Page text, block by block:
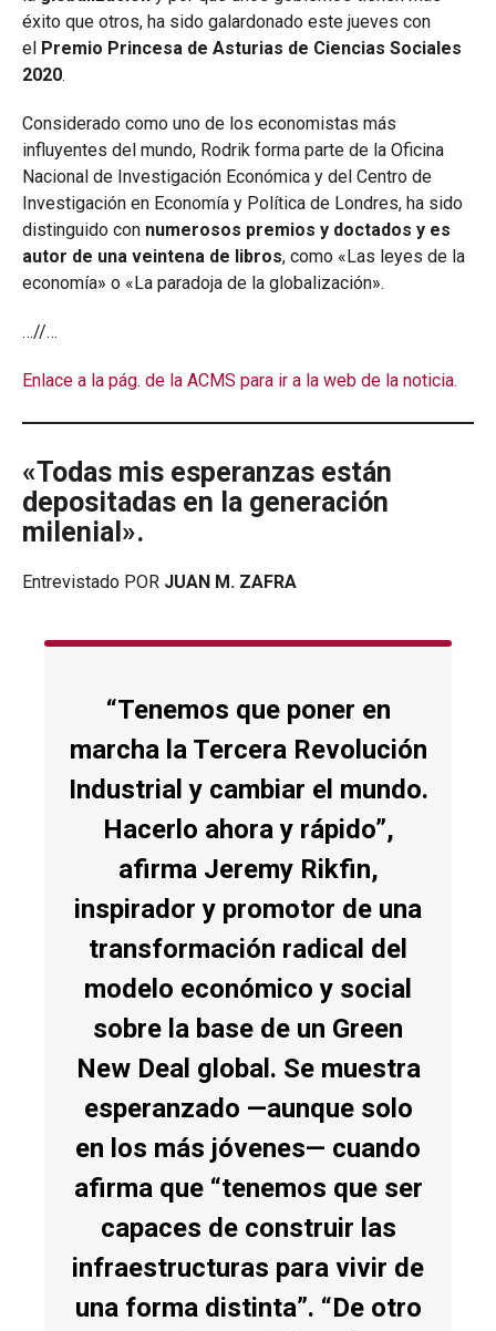
éxito que otros, ha sido galardonado este jueves con
el Premio Princesa de Asturias de Ciencias Sociales
2020.
Considerado como uno de los economistas más
influyentes del mundo, Rodrik forma parte de la Oficina
Nacional de Investigación Económica y del Centro de
Investigación en Economía y Política de Londres, ha sido
distinguido con numerosos premios y doctados y es
autor de una veintena de libros, como «Las leyes de la
economía» o «La paradoja de la globalización».
…//…
Enlace a la pág. de la ACMS para ir a la web de la noticia.
«Todas mis esperanzas están
depositadas en la generación
milenial».
Entrevistado POR JUAN M. ZAFRA
“Tenemos que poner en
marcha la Tercera Revolución
Industrial y cambiar el mundo.
Hacerlo ahora y rápido”,
afirma Jeremy Rikfin,
inspirador y promotor de una
transformación radical del
modelo económico y social
sobre la base de un Green
New Deal global. Se muestra
esperanzado —aunque solo
en los más jóvenes— cuando
afirma que “tenemos que ser
capaces de construir las
infraestructuras para vivir de
una forma distinta”. “De otro